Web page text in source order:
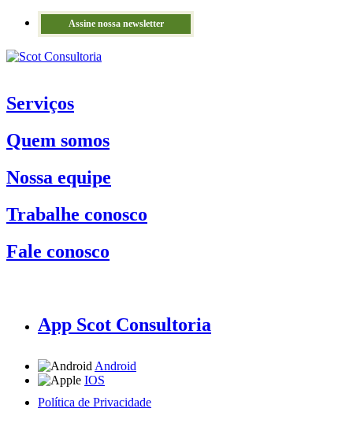
Assine nossa newsletter
Serviços
Quem somos
Nossa equipe
Trabalhe conosco
Fale conosco
App Scot Consultoria
Android
IOS
Política de Privacidade